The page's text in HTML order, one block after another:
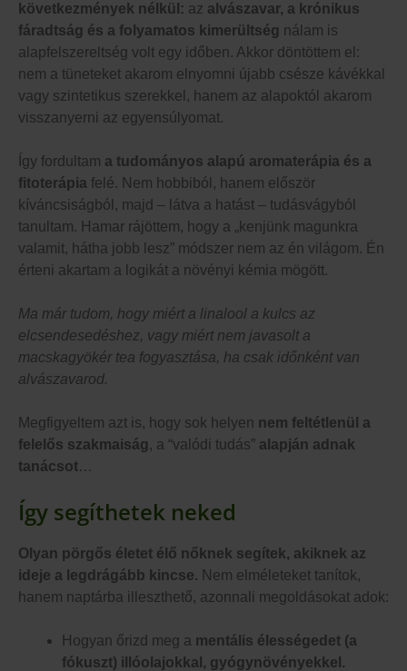
következmények nélkül: az alvászavar, a krónikus
fáradtság és a folyamatos kimerültség nálam is
alapfelszereltség volt egy időben. Akkor döntöttem el:
nem a tüneteket akarom elnyomni újabb csésze kávékkal
vagy szintetikus szerekkel, hanem az alapoktól akarom
visszanyerni az egyensúlyomat.
Így fordultam a tudományos alapú aromaterápia és a
fitoterápia felé. Nem hobbiból, hanem először
kíváncsiságból, majd – látva a hatást – tudásvágyból
tanultam. Hamar rájöttem, hogy a „kenjünk magunkra
valamit, hátha jobb lesz” módszer nem az én világom. Én
érteni akartam a logikát a növényi kémia mögött.
Ma már tudom, hogy miért a linalool a kulcs az
elcsendesedéshez, vagy miért nem javasolt a
macskagyökér tea fogyasztása, ha csak időnként van
alvászavarod.
Megfigyeltem azt is, hogy sok helyen nem feltétlenül
a
felelős szakmaiság , a “valódi tudás” alapján adnak
tanácsot…
Így segíthetek neked
Olyan pörgős életet élő nőknek segítek, akiknek az
ideje a legdrágább kincse. Nem elméleteket tanítok,
hanem naptárba illeszthető, azonnali megoldásokat adok:
Hogyan őrizd meg a mentális élességedet (a
fókuszt) illóolajokkal, gyógynövényekkel.